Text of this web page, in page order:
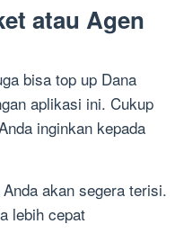
atau Agen
bisa top up Dana
aplikasi ini. Cukup
inginkan kepada
akan segera terisi.
lebih cepat